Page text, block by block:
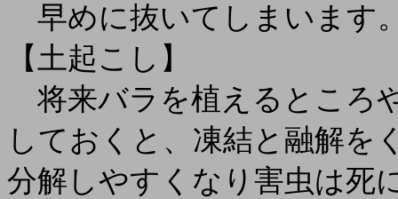
早めに抜いてしまいます
【土起こし】
将来バラを植えるところ
しておくと、凍結と融解を
分解しやすくなり害虫は死